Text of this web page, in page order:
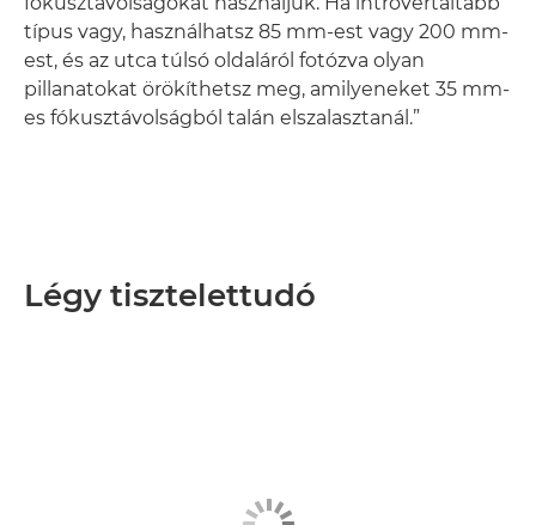
típus vagy, használhatsz 85 mm-est vagy 200 mm-
est, és az utca túlsó oldaláról fotózva olyan
pillanatokat örökíthetsz meg, amilyeneket 35 mm-
es fókusztávolságból talán elszalasztanál.”
Légy tisztelettudó